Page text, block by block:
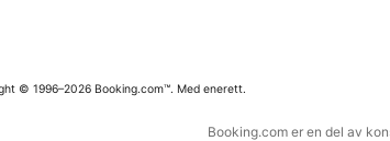
© 1996–2026 Booking.com™. Med enerett.
Booking.com er en del av